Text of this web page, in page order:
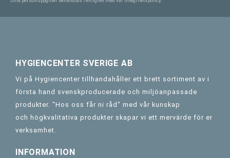
HYGIENCENTER SVERIGE AB
Vi på Hygiencenter tillhandahåller ett brett sortiment av i
första hand svenskproducerade och miljöanpassade
produkter. "Hos oss får ni råd" med vår kunskap
och högkvalitativa produkter skapar vi ett mervärde för er
verksamhet.
INFORMATION